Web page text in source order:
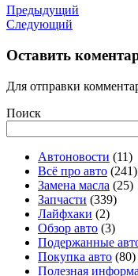
Предыдущий
Следующий
Оставить
Для отправки
Поиск
Автоновости (11)
Всё про авто (241)
Замена масла (25)
Запчасти (339)
Лайфхаки (2)
Обзор авто (3)
Подержанные
Покупка авто (80)
Полезная